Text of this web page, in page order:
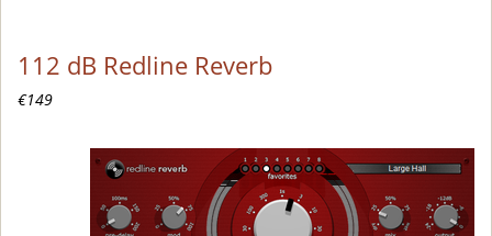
112 dB Redline Reverb
€149